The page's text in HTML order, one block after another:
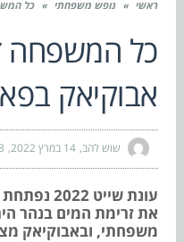
ראשי » נופש משפחתי » כל
כל המשפחה
אבוקיאק
שוש להב 14 במרץ 2022
עונת
את זרימת המים בנהר
משפחתי, ובאבוקיאק